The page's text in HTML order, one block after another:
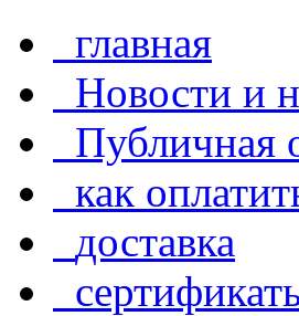
главная
Новости и
Публичная
как
доставка